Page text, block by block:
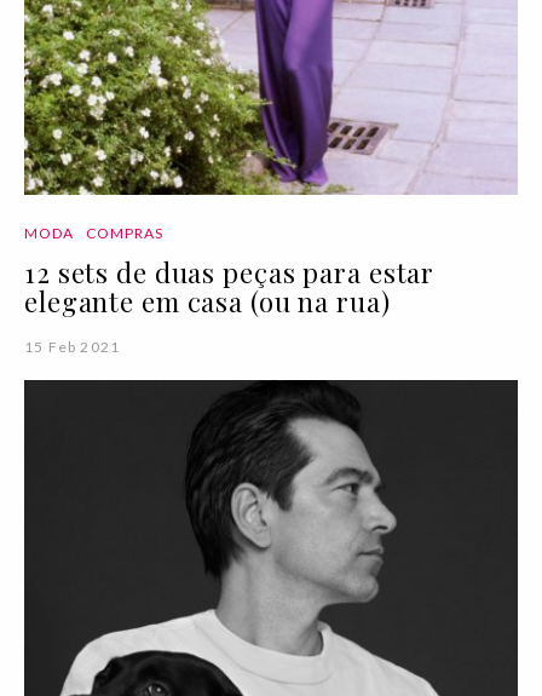
MODA COMPRAS
12 sets de duas peças para estar
elegante em casa (ou na rua)
15 Feb 2021